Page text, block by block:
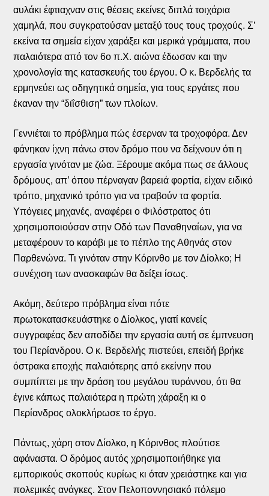
αυλάκι έφτιαχναν στις θέσεις εκείνες διπλά τοιχάρια
χαμηλά, που συγκρατούσαν μεταξύ τους τους τροχούς. Σ’
εκείνα τα σημεία είχαν χαράξει και μερικά γράμματα, που
παλαιότερα από τον 6ο π.Χ. αιώνα έδωσαν και την
χρονολογία της κατασκευής του έργου. Ο κ. Βερδελής τα
ερμηνεύει ως οδηγητικά σημεία, για τους εργάτες που
έκαναν την “διΐσθιση” των πλοίων.
Γεννιέται το πρόβλημα πώς έσερναν τα τροχοφόρα. Δεν
φάνηκαν ίχνη πάνω στον δρόμο που να δείχνουν ότι η
εργασία γινόταν με ζώα. Ξέρουμε ακόμα πως σε άλλους
δρόμους, απ’ όπου πέρναγαν βαρειά φορτία, είχαν ειδικό
τρόπο, μηχανικό τρόπο για να τραβούν τα φορτία.
Υπόγειες μηχανές, αναφέρει ο Φιλόστρατος ότι
χρησιμοποιούσαν στην Οδό των Παναθηναίων, για να
μεταφέρουν το καράβι με το πέπλο της Αθηνάς στον
Παρθενώνα. Τι γινόταν στην Κόρινθο με τον Δίολκο; Η
συνέχιση των ανασκαφών θα δείξει ίσως.
Ακόμη, δεύτερο πρόβλημα είναι πότε
πρωτοκατασκευάστηκε ο Δίολκος, γιατί κανείς
συγγραφέας δεν αποδίδει την εργασία αυτή σε έμπνευση
του Περίανδρου. Ο κ. Βερδελής πιστεύει, επειδή βρήκε
όστρακα εποχής παλαιότερης από εκείνην που
συμπίπτει με την δράση του μεγάλου τυράννου, ότι θα
έγινε κάπως παλαιότερα η πρώτη χάραξη κι ο
Περίανδρος ολοκλήρωσε το έργο.
Πάντως, χάρη στον Δίολκο, η Κόρινθος πλούτισε
αφάναστα. Ο δρόμος αυτός χρησιμοποιήθηκε για
εμπορικούς σκοπούς κυρίως κι όταν χρειάστηκε και για
πολεμικές ανάγκες. Στον Πελοποννησιακό πόλεμο